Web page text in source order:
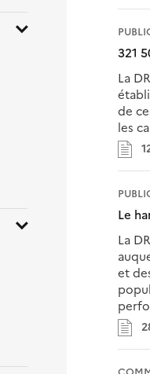
321
La
de
les
Le
La
et